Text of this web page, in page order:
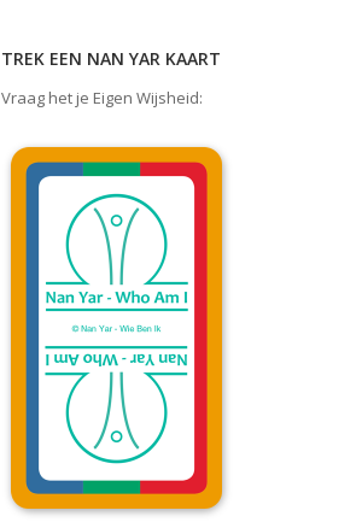
TREK EEN NAN YAR KAART
Vraag het je Eigen Wijsheid: